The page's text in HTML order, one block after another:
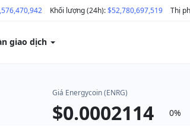
Khối lượng (24h):$52,780,697,519 Thị
giao dịch
Giá Energycoin (ENRG)
$0.0002114
0%